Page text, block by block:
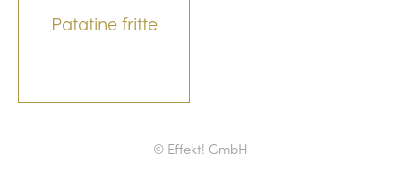
Patatine fritte
© Effekt! GmbH